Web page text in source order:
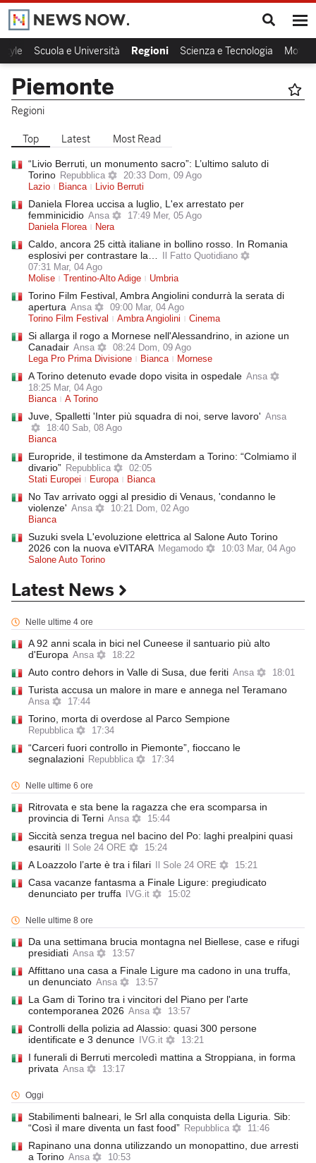
Scuola e Università Regioni Scienza e Tecnologia Motori
Piemonte
Regioni
Top Latest Most Read
“Livio Berruti, un monumento sacro”: L’ultimo saluto di
Torino Repubblica
20:33 Dom, 09 Ago
Lazio
Bianca Livio Berruti
Daniela Florea uccisa a luglio, L'ex arrestato per
femminicidio Ansa
17:49 Mer, 05 Ago
Daniela Florea
Nera
Caldo, ancora 25 città italiane in bollino rosso. In Romania
esplosivi per contrastare la…
Il Fatto Quotidiano
07:31 Mar, 04 Ago
Molise
Trentino-Alto Adige Umbria
Torino Film Festival, Ambra Angiolini condurrà la serata di
apertura Ansa
09:00 Mar, 04 Ago
Torino Film Festival
Ambra Angiolini Cinema
Si allarga il rogo a Mornese nell'Alessandrino, in azione un
Canadair Ansa
08:24 Dom, 09 Ago
Lega Pro Prima Divisione
Bianca Mornese
A Torino detenuto evade dopo visita in ospedale Ansa
18:25 Mar, 04 Ago
Bianca
A Torino
Juve, Spalletti 'Inter più squadra di noi, serve lavoro' Ansa
18:40 Sab, 08 Ago
Bianca
Europride, il testimone da Amsterdam a Torino: “Colmiamo il
divario” Repubblica
02:05
Stati Europei
Europa Bianca
No Tav arrivato oggi al presidio di Venaus, 'condanno le
violenze' Ansa
10:21 Dom, 02 Ago
Bianca
Suzuki svela L'evoluzione elettrica al Salone Auto Torino
2026 con la nuova eVITARA Megamodo
10:03 Mar, 04 Ago
Salone Auto Torino
Latest News
Nelle ultime 4 ore
A 92 anni scala in bici nel Cuneese il santuario più alto
d'Europa Ansa 18:22
Auto contro dehors in Valle di Susa, due feriti Ansa 18:01
Turista accusa un malore in mare e annega nel Teramano
Ansa 17:44
Torino, morta di overdose al Parco Sempione
Repubblica 17:34
“Carceri fuori controllo in Piemonte”, fioccano le
segnalazioni Repubblica 17:34
Nelle ultime 6 ore
Ritrovata e sta bene la ragazza che era scomparsa in
provincia di Terni Ansa 15:44
Siccità senza tregua nel bacino del Po: laghi prealpini quasi
esauriti
Il Sole 24 ORE 15:24
A Loazzolo l’arte è tra i filari Il Sole 24 ORE 15:21
Casa vacanze fantasma a Finale Ligure: pregiudicato
denunciato per truffa
IVG.it 15:02
Nelle ultime 8 ore
Da una settimana brucia montagna nel Biellese, case e rifugi
presidiati Ansa 13:57
Affittano una casa a Finale Ligure ma cadono in una truffa,
un denunciato Ansa 13:57
La Gam di Torino tra i vincitori del Piano per l'arte
contemporanea 2026 Ansa 13:57
Controlli della polizia ad Alassio: quasi 300 persone
identificate e 3 denunce
IVG.it 13:21
I funerali di Berruti mercoledì mattina a Stroppiana, in forma
privata Ansa 13:17
Oggi
Stabilimenti balneari, le Srl alla conquista della Liguria. Sib:
“Così il mare diventa un fast food” Repubblica 11:46
Rapinano una donna utilizzando un monopattino, due arresti
a Torino Ansa 10:53